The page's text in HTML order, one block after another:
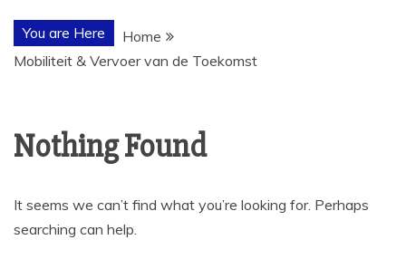
You are Here
Home
Mobiliteit & Vervoer van de Toekomst
Nothing Found
It seems we can’t find what you’re looking for. Perhaps
searching can help.